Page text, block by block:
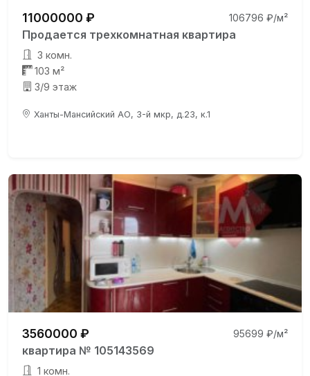
11000000 ₽ 106796 ₽/м²
Продается трехкомнатная квартира
3 комн.
103 м²
3/9 этаж
Ханты-Мансийский АО, 3-й мкр, д.23, к.1
3560000 ₽ 95699 ₽/м²
квартира № 105143569
1 комн.